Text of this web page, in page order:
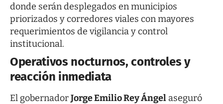
donde serán desplegados en municipios
priorizados y corredores viales con mayores
requerimientos de vigilancia y control
institucional.
Operativos nocturnos, controles y
reacción inmediata
El gobernadorJorge Emilio Rey Ángel aseguró